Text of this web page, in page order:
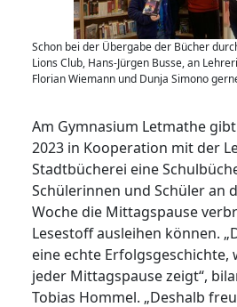
Am Gymnasium Letmathe
2023 in Kooperation mit der
Stadtbücherei eine
Schülerinnen und Schüler an
Woche die Mittagspause
Lesestoff ausleihen können.
eine echte Erfolgsgeschichte,
jeder Mittagspause zeigt“,
Tobias Hommel. „Deshalb
Schon bei der Übergabe der Bücher
Lions Club, Hans-Jürgen Busse, an
Florian Wiemann und Dunja Simono